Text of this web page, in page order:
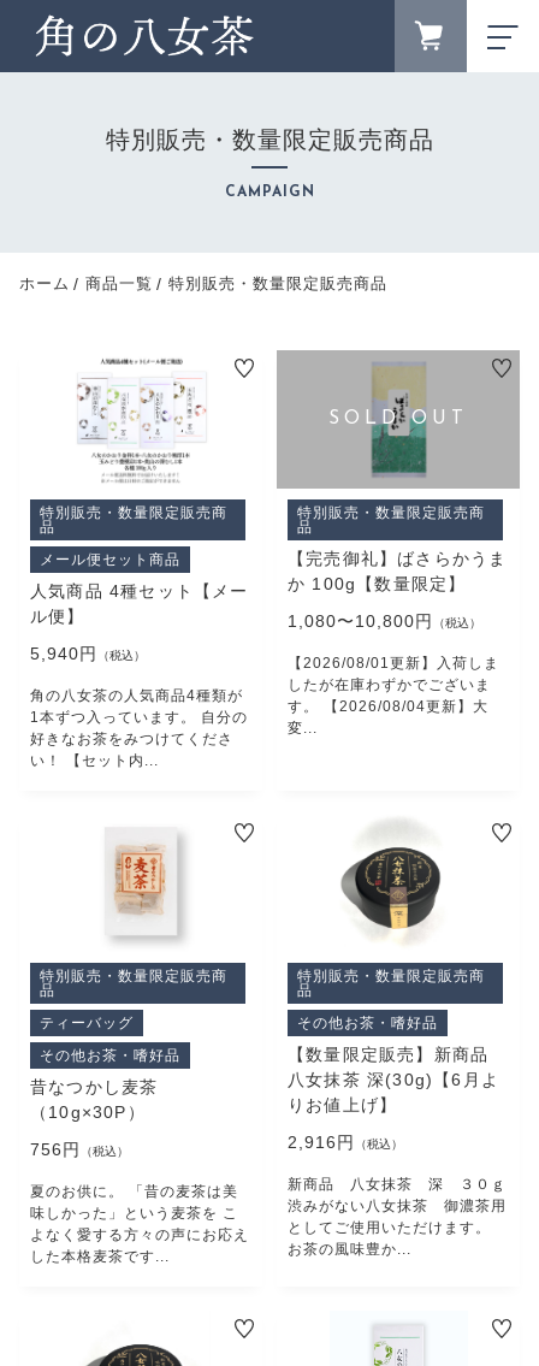
新着商品
キャンペーン
CAMPAIGN
カテゴリー
商品一覧
PRODUCTS
最近チェックした商品
ORDER HISTORY
ショッピングガイド
SHOPPING GUIDE
当社について
よくある質問
お問い合わせ
CONTACT
プライバシーポリシー
特定商取引法に基づく表記
特別販売・数量限定販売商品
CAMPAIGN
ホーム 商品一覧 特別販売・数量限定販売商品
特別販売・数量限定販売商
品
メール便セット商品
人気商品 4種セット【メー
ル便】
5,940円
（税込）
角の八女茶の人気商品4種類が
1本ずつ入っています。 自分の
好きなお茶をみつけてくださ
い！ 【セット内...
特別販売・数量限定販売商
品
【完売御礼】ばさらかうま
か 100g【数量限定】
1,080〜10,800円
（税込）
【2026/08/01更新】入荷しま
したが在庫わずかでございま
す。 【2026/08/04更新】大
変...
特別販売・数量限定販売商
品
ティーバッグ
その他お茶・嗜好品
昔なつかし麦茶
（10g×30P）
756円
（税込）
夏のお供に。 「昔の麦茶は美
味しかった」という麦茶を こ
よなく愛する方々の声にお応え
した本格麦茶です...
特別販売・数量限定販売商
品
その他お茶・嗜好品
【数量限定販売】新商品
八女抹茶 深(30g)【6月よ
りお値上げ】
2,916円
（税込）
新商品 八女抹茶 深 ３０ｇ
渋みがない八女抹茶 御濃茶用
としてご使用いただけます。
お茶の風味豊か...